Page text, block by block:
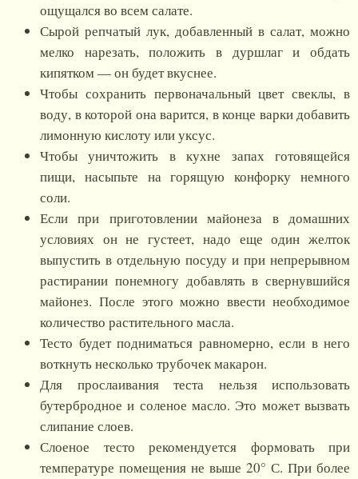
ощущался во всем салате.
Сырой репчатый лук, добавленный в салат, можно
мелко нарезать, положить в дуршлаг и обдать
кипятком — он будет вкуснее.
Чтобы сохранить первоначальный цвет свеклы, в
воду, в которой она варится, в конце варки добавить
лимонную кислоту или уксус.
Чтобы уничтожить в кухне запах готовящейся
пищи, насыпьте на горящую конфорку немного
соли.
Если при приготовлении майонеза в домашних
условиях он не густеет, надо еще один желток
выпустить в отдельную посуду и при непрерывном
растирании понемногу добавлять в свернувшийся
майонез. После этого можно ввести необходимое
количество растительного масла.
Тесто будет подниматься равномерно, если в него
воткнуть несколько трубочек макарон.
Для прослаивания теста нельзя использовать
бутербродное и соленое масло. Это может вызвать
слипание слоев.
Слоеное тесто рекомендуется формовать при
температуре помещения не выше 20° С. При более